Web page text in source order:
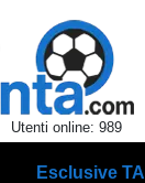
Utenti online: 989
Esclusive TA